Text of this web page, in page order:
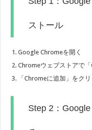
ストール
Google Chromeを開く
Chromeウェブストアで
「Chromeに追加」をク
Step 2：